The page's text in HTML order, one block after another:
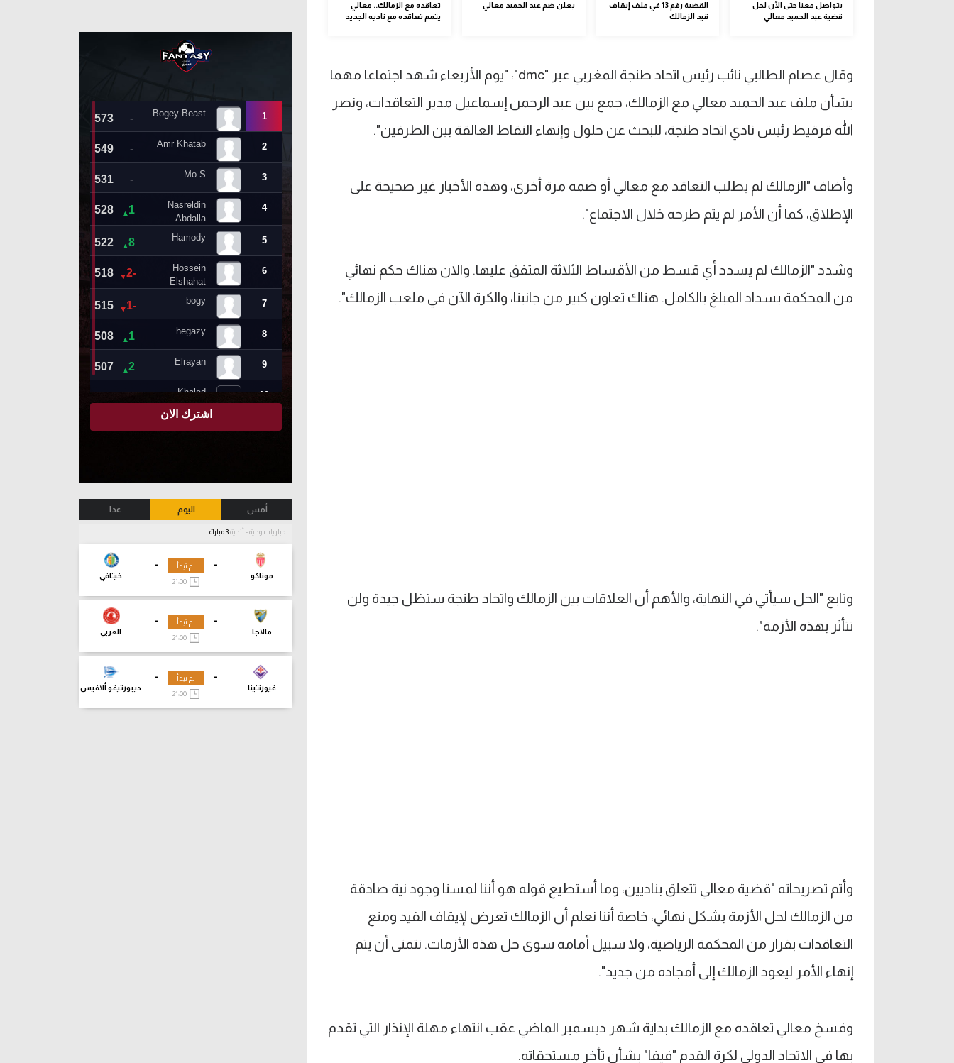
يتواصل معنا حتى الآن لحل
قضية عبد الحميد معالي
القضية رقم 13 في ملف إيقاف
قيد الزمالك
يعلن ضم عبد الحميد معالي
تعاقده مع الزمالك.. معالي
يتمم تعاقده مع ناديه الجديد
وقال عصام الطالبي نائب رئيس اتحاد طنجة المغربي عبر "dmc": "يوم الأربعاء شهد اجتماعا مهما
بشأن ملف عبد الحميد معالي مع الزمالك، جمع بين عبد الرحمن إسماعيل مدير التعاقدات، ونصر
الله قرقيط رئيس نادي اتحاد طنجة، للبحث عن حلول وإنهاء النقاط العالقة بين الطرفين".
وأضاف "الزمالك لم يطلب التعاقد مع معالي أو ضمه مرة أخرى، وهذه الأخبار غير صحيحة على
الإطلاق، كما أن الأمر لم يتم طرحه خلال الاجتماع".
وشدد "الزمالك لم يسدد أي قسط من الأقساط الثلاثة المتفق عليها. والان هناك حكم نهائي
من المحكمة بسداد المبلغ بالكامل. هناك تعاون كبير من جانبنا، والكرة الآن في ملعب الزمالك".
وتابع "الحل سيأتي في النهاية، والأهم أن العلاقات بين الزمالك واتحاد طنجة ستظل جيدة ولن
تتأثر بهذه الأزمة".
وأتم تصريحاته "قضية معالي تتعلق بناديين، وما أستطيع قوله هو أننا لمسنا وجود نية صادقة
من الزمالك لحل الأزمة بشكل نهائي، خاصة أننا نعلم أن الزمالك تعرض لإيقاف القيد ومنع
التعاقدات بقرار من المحكمة الرياضية، ولا سبيل أمامه سوى حل هذه الأزمات. نتمنى أن يتم
إنهاء الأمر ليعود الزمالك إلى أمجاده من جديد".
وفسخ معالي تعاقده مع الزمالك بداية شهر ديسمبر الماضي عقب انتهاء مهلة الإنذار التي تقدم
بها في الاتحاد الدولي لكرة القدم "فيفا" بشأن تأخر مستحقاته.
أمس اليوم غدا
مباريات ودية - أندية
-
موناكو
-
خيتافي
لم تبدأ
-
مالاجا
-
العربي
لم تبدأ
-
فيورنتينا
-
ديبورتيفو ألافيس
لم تبدأ